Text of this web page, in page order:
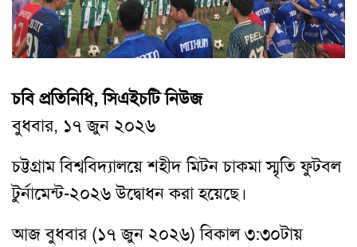
চবি প্রতিনিধি, সিএইচটি নিউজ
বুধবার, ১৭ জুন ২০২৬
চট্টগ্রাম বিশ্ববিদ্যালয়ে শহীদ মিটন চাকমা স্মৃতি ফুটবল
টুর্নামেন্ট-২০২৬ উদ্বোধন করা হয়েছে।
আজ বুধবার (১৭ জুন ২০২৬) বিকাল ৩:৩০টায়